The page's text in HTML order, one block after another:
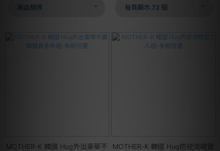
商品排序 每頁顯示 72 個
MOTHER-K 韓國 Hug外出豪華不
MOTHER-K 韓國 Hug防逆流吸管